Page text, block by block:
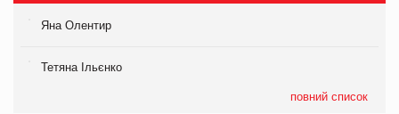
Яна Олентир
Тетяна Ільєнко
повний список